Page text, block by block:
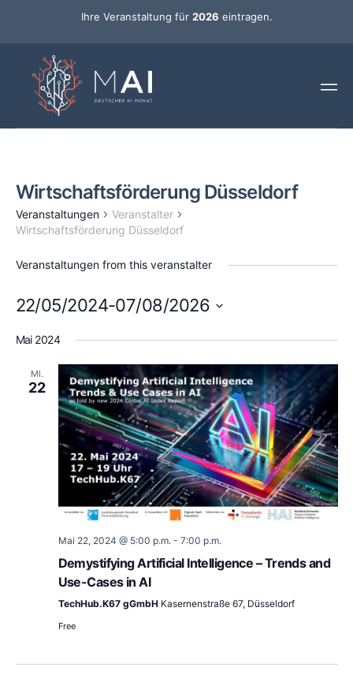
Ihre Veranstaltung für 2026 eintragen.
Wirtschaftsförderung Düsseldorf
Veranstaltungen
Veranstalter
Wirtschaftsförderung Düsseldorf
Veranstaltungen from this veranstalter
22/05/2024-07/08/2026
wählen.
Mai 2024
MI.
22
Mai 22, 2024 @ 5:00 p.m. - 7:00 p.m.
Demystifying Artificial Intelligence – Trends and
Use-Cases in AI
TechHub.K67 gGmbH Kasernenstraße 67, Düsseldorf
Free